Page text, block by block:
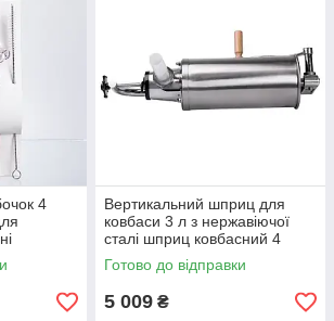
4
Вертикальний шприц для
ковбаси 3 л з нержавіючої
сталі шприц ковбасний 4
насадки 16788-7
Готово до відправки
5 009 ₴